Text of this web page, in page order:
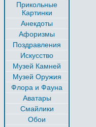
Прикольные
Картинки
Анекдоты
Афоризмы
Поздравления
Искусство
Музей Камней
Музей Оружия
Флора и Фауна
Аватары
Смайлики
Обои